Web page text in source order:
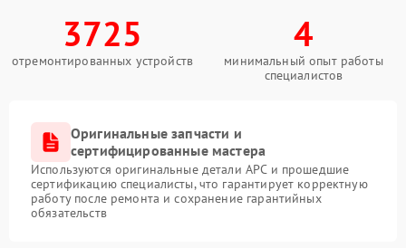
3725
отремонтированных устройств
4
минимальный опыт работы
специалистов
Оригинальные запчасти и
сертифицированные мастера
Используются оригинальные детали APC и прошедшие
сертификацию специалисты, что гарантирует корректную
работу после ремонта и сохранение гарантийных
обязательств